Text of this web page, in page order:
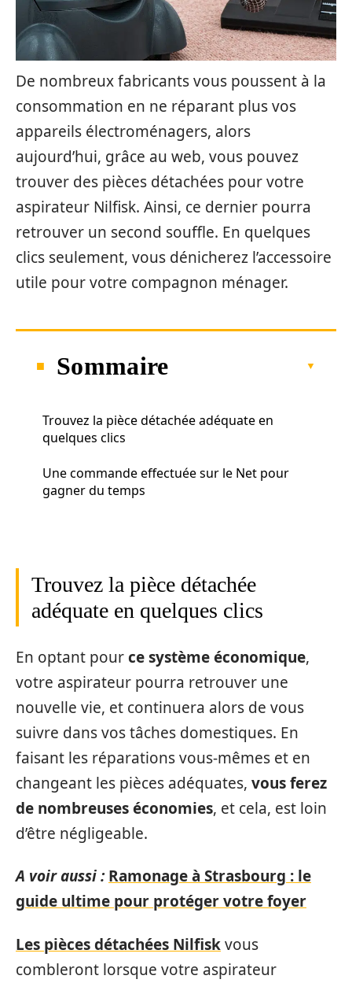
De nombreux fabricants vous poussent à la
consommation en ne réparant plus vos
appareils électroménagers, alors
aujourd’hui, grâce au web, vous pouvez
trouver des pièces détachées pour votre
aspirateur Nilfisk. Ainsi, ce dernier pourra
retrouver un second souffle. En quelques
clics seulement, vous dénicherez l’accessoire
utile pour votre compagnon ménager.
Sommaire
Trouvez la pièce détachée adéquate en
quelques clics
Une commande effectuée sur le Net pour
gagner du temps
Trouvez la pièce détachée
adéquate en quelques clics
En optant pource système économique,
votre aspirateur pourra retrouver une
nouvelle vie, et continuera alors de vous
suivre dans vos tâches domestiques. En
faisant les réparations vous-mêmes et en
changeant les pièces adéquates, vous ferez
de nombreuses économies, et cela, est loin
d’être négligeable.
A voir aussi : Ramonage à Strasbourg : le
guide ultime pour protéger votre foyer
Les pièces détachées Nilfiskvous
combleront lorsque votre aspirateur